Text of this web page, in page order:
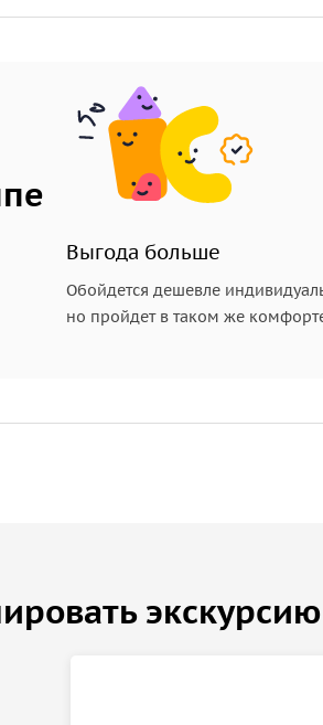
Выгода больше
Обойдется дешевле
но пройдет в таком же
экскурсию